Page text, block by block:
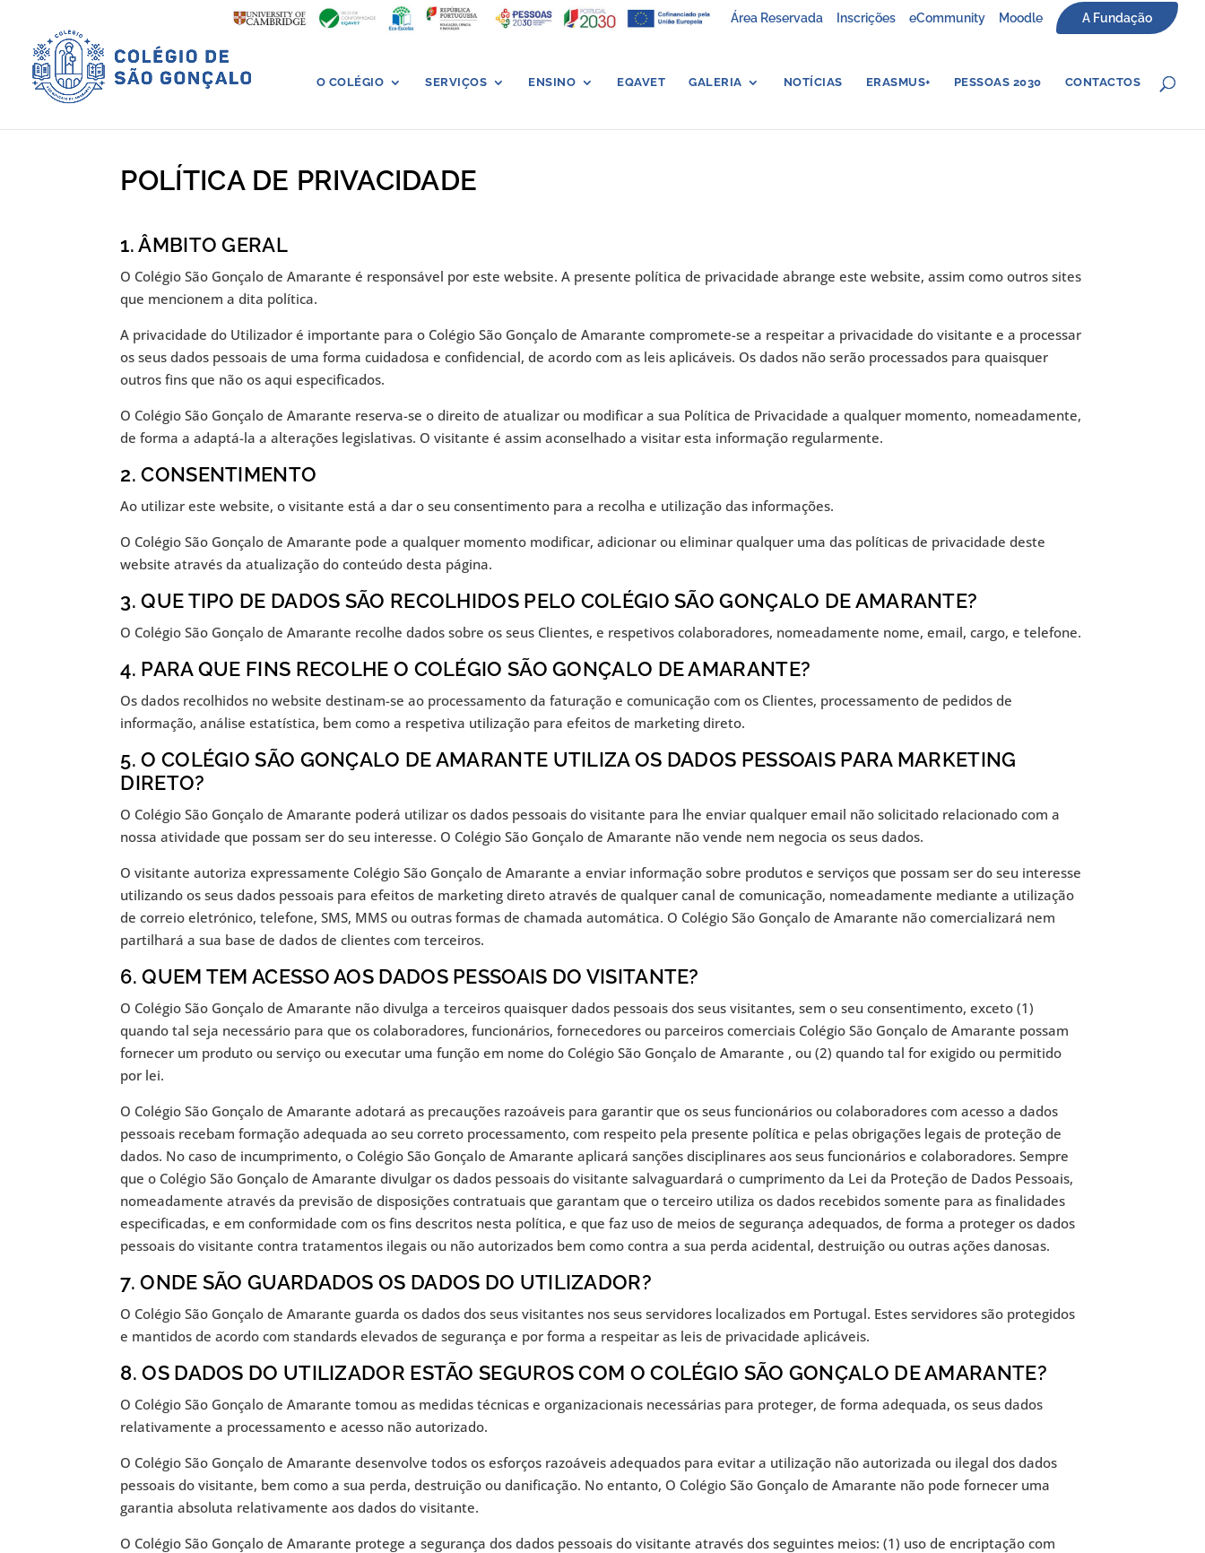
Área Reservada Inscrições eCommunity Moodle A Fundação
O COLÉGIO SERVIÇOS ENSINO EQAVET GALERIA NOTÍCIAS ERASMUS+ PESSOAS 2030 CONTACTOS
POLÍTICA DE PRIVACIDADE
1. ÂMBITO GERAL
O Colégio São Gonçalo de Amarante é responsável por este website. A presente política de privacidade abrange este website, assim como outros sites
que mencionem a dita política.
A privacidade do Utilizador é importante para o Colégio São Gonçalo de Amarante compromete-se a respeitar a privacidade do visitante e a processar
os seus dados pessoais de uma forma cuidadosa e confidencial, de acordo com as leis aplicáveis. Os dados não serão processados para quaisquer
outros fins que não os aqui especificados.
O Colégio São Gonçalo de Amarante reserva-se o direito de atualizar ou modificar a sua Política de Privacidade a qualquer momento, nomeadamente,
de forma a adaptá-la a alterações legislativas. O visitante é assim aconselhado a visitar esta informação regularmente.
2. CONSENTIMENTO
Ao utilizar este website, o visitante está a dar o seu consentimento para a recolha e utilização das informações.
O Colégio São Gonçalo de Amarante pode a qualquer momento modificar, adicionar ou eliminar qualquer uma das políticas de privacidade deste
website através da atualização do conteúdo desta página.
3. QUE TIPO DE DADOS SÃO RECOLHIDOS PELO COLÉGIO SÃO GONÇALO DE AMARANTE?
O Colégio São Gonçalo de Amarante recolhe dados sobre os seus Clientes, e respetivos colaboradores, nomeadamente nome, email, cargo, e telefone.
4. PARA QUE FINS RECOLHE O COLÉGIO SÃO GONÇALO DE AMARANTE?
Os dados recolhidos no website destinam-se ao processamento da faturação e comunicação com os Clientes, processamento de pedidos de
informação, análise estatística, bem como a respetiva utilização para efeitos de marketing direto.
5. O COLÉGIO SÃO GONÇALO DE AMARANTE UTILIZA OS DADOS PESSOAIS PARA MARKETING
DIRETO?
O Colégio São Gonçalo de Amarante poderá utilizar os dados pessoais do visitante para lhe enviar qualquer email não solicitado relacionado com a
nossa atividade que possam ser do seu interesse. O Colégio São Gonçalo de Amarante não vende nem negocia os seus dados.
O visitante autoriza expressamente Colégio São Gonçalo de Amarante a enviar informação sobre produtos e serviços que possam ser do seu interesse
utilizando os seus dados pessoais para efeitos de marketing direto através de qualquer canal de comunicação, nomeadamente mediante a utilização
de correio eletrónico, telefone, SMS, MMS ou outras formas de chamada automática. O Colégio São Gonçalo de Amarante não comercializará nem
partilhará a sua base de dados de clientes com terceiros.
6. QUEM TEM ACESSO AOS DADOS PESSOAIS DO VISITANTE?
O Colégio São Gonçalo de Amarante não divulga a terceiros quaisquer dados pessoais dos seus visitantes, sem o seu consentimento, exceto (1)
quando tal seja necessário para que os colaboradores, funcionários, fornecedores ou parceiros comerciais Colégio São Gonçalo de Amarante possam
fornecer um produto ou serviço ou executar uma função em nome do Colégio São Gonçalo de Amarante , ou (2) quando tal for exigido ou permitido
por lei.
O Colégio São Gonçalo de Amarante adotará as precauções razoáveis para garantir que os seus funcionários ou colaboradores com acesso a dados
pessoais recebam formação adequada ao seu correto processamento, com respeito pela presente política e pelas obrigações legais de proteção de
dados. No caso de incumprimento, o Colégio São Gonçalo de Amarante aplicará sanções disciplinares aos seus funcionários e colaboradores. Sempre
que o Colégio São Gonçalo de Amarante divulgar os dados pessoais do visitante salvaguardará o cumprimento da Lei da Proteção de Dados Pessoais,
nomeadamente através da previsão de disposições contratuais que garantam que o terceiro utiliza os dados recebidos somente para as finalidades
especificadas, e em conformidade com os fins descritos nesta política, e que faz uso de meios de segurança adequados, de forma a proteger os dados
pessoais do visitante contra tratamentos ilegais ou não autorizados bem como contra a sua perda acidental, destruição ou outras ações danosas.
7. ONDE SÃO GUARDADOS OS DADOS DO UTILIZADOR?
O Colégio São Gonçalo de Amarante guarda os dados dos seus visitantes nos seus servidores localizados em Portugal. Estes servidores são protegidos
e mantidos de acordo com standards elevados de segurança e por forma a respeitar as leis de privacidade aplicáveis.
8. OS DADOS DO UTILIZADOR ESTÃO SEGUROS COM O COLÉGIO SÃO GONÇALO DE AMARANTE?
O Colégio São Gonçalo de Amarante tomou as medidas técnicas e organizacionais necessárias para proteger, de forma adequada, os seus dados
relativamente a processamento e acesso não autorizado.
O Colégio São Gonçalo de Amarante desenvolve todos os esforços razoáveis adequados para evitar a utilização não autorizada ou ilegal dos dados
pessoais do visitante, bem como a sua perda, destruição ou danificação. No entanto, O Colégio São Gonçalo de Amarante não pode fornecer uma
garantia absoluta relativamente aos dados do visitante.
O Colégio São Gonçalo de Amarante protege a segurança dos dados pessoais do visitante através dos seguintes meios: (1) uso de encriptação com